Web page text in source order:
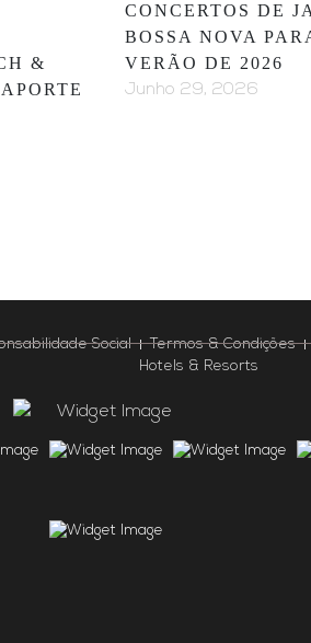
&
CONCERTOS DE
BOSSA NOVA
VERÃO DE 2026
Junho 29, 2026
Social Termos & Condições
Hotels & Resorts